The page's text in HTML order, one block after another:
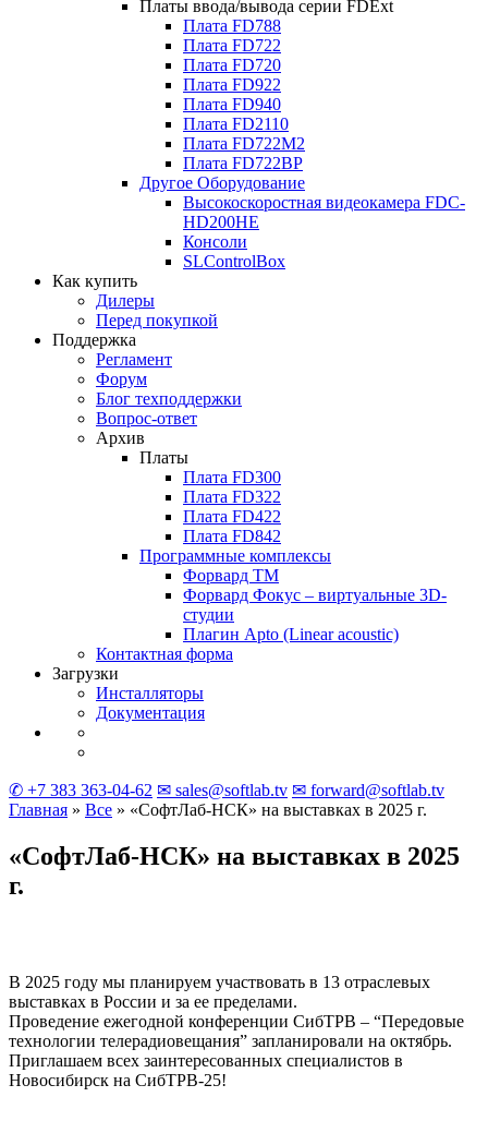
Платы ввода/вывода серии FDExt
Плата FD788
Плата FD722
Плата FD720
Плата FD922
Плата FD940
Плата FD2110
Плата FD722M2
Плата FD722BP
Другое Оборудование
Высокоскоростная видеокамера FDC-
HD200HE
Консоли
SLControlBox
Как купить
Дилеры
Перед покупкой
Поддержка
Регламент
Форум
Блог техподдержки
Вопрос-ответ
Архив
Платы
Плата FD300
Плата FD322
Плата FD422
Плата FD842
Программные комплексы
Форвард ТМ
Форвард Фокус – виртуальные 3D-
студии
Плагин Apto (Linearacoustic)
Контактная форма
Загрузки
Инсталляторы
Документация
✆ +7 383 363-04-62 ✉ sales@softlab.tv ✉ forward@softlab.tv
Главная » Все » «СофтЛаб-НСК» на выставках в 2025 г.
«СофтЛаб-НСК» на выставках в 2025
г.
В 2025 году мы планируем участвовать в 13 отраслевых
выставках в России и за ее пределами.
Проведение ежегодной конференции СибТРВ – “Передовые
технологии телерадиовещания” запланировали на октябрь.
Приглашаем всех заинтересованных специалистов в
Новосибирск на СибТРВ-25!